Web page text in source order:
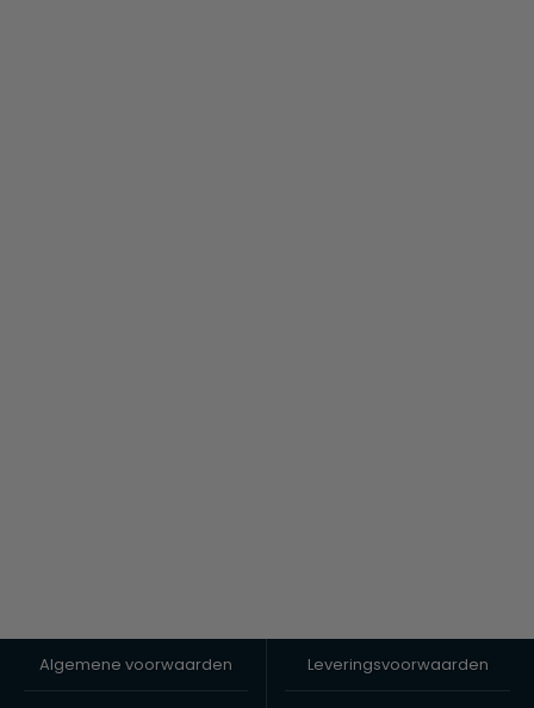
Algemene voorwaarden Leveringsvoorwaarden